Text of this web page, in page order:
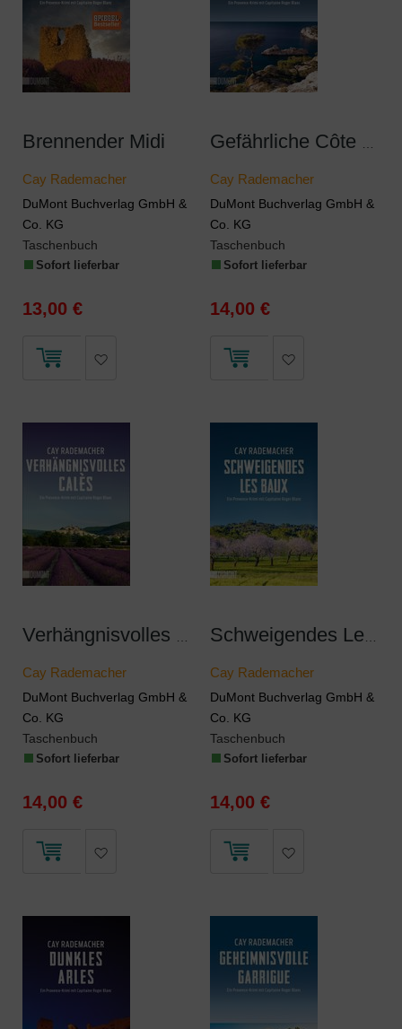
Brennender Midi
Cay Rademacher
DuMont Buchverlag GmbH &
Co. KG
Taschenbuch
Sofort lieferbar
13,00 €
Cay Rademacher
DuMont Buchverlag GmbH &
Co. KG
Taschenbuch
Sofort lieferbar
14,00 €
Cay Rademacher
DuMont Buchverlag GmbH &
Co. KG
Taschenbuch
Sofort lieferbar
14,00 €
Cay Rademacher
DuMont Buchverlag GmbH &
Co. KG
Taschenbuch
Sofort lieferbar
14,00 €